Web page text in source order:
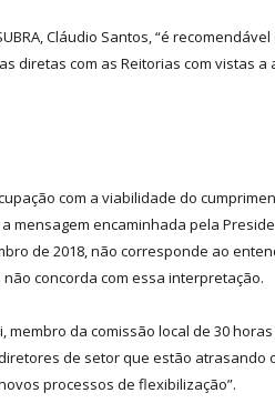
Cláudio Santos, “é
diretas com as Reitorias com
com a viabilidade do
mensagem encaminhada pela
de 2018, não corresponde ao
concorda com essa interpretação.
membro da comissão local de 30
de setor que estão
processos de flexibilização”.